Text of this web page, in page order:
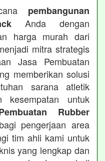
pembangunan
Anda dengan
harga murah dari
mitra strategis
Jasa Pembuatan
memberikan solusi
sarana atletik
kesempatan untuk
Rubber
pengerjaan area
tim ahli kami untuk
yang lengkap dan